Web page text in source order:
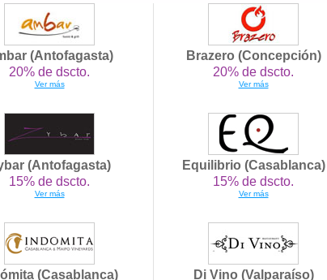
(Antofagasta)
20% de dscto.
Ver más
Brazero (Concepción)
20% de dscto.
Ver más
(Antofagasta)
15% de dscto.
Ver más
Equilibrio (Casablanca)
15% de dscto.
Ver más
(Casablanca) Di Vino (Valparaíso)